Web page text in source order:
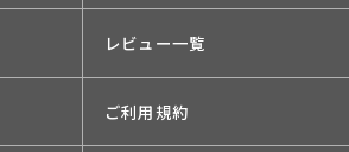
レビュー一覧
ご利用規約